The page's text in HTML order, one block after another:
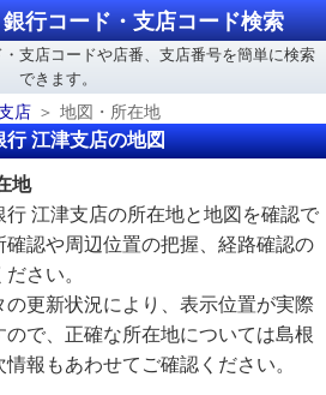
行コード・支店コード検索
支店コードや店番、支店番号を簡単に検索
できます。
店 地図・所在地
行 江津支店の地図
地
行 江津支店の所在地と地図を確認で
確認や周辺位置の把握、経路確認の
さい。
の更新状況により、表示位置が実際
ので、正確な所在地については島根
報もあわせてご確認ください。